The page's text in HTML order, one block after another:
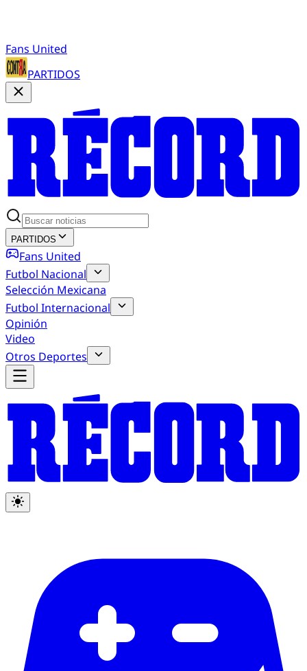
Fans United
PARTIDOS
PARTIDOS
Fans United
Futbol Nacional
Selección Mexicana
Futbol Internacional
Opinión
Video
Otros Deportes